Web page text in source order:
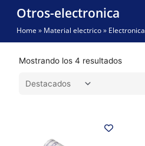
Otros-electronica
Home » Material electrico » Electronica
Mostrando los 4 resultados